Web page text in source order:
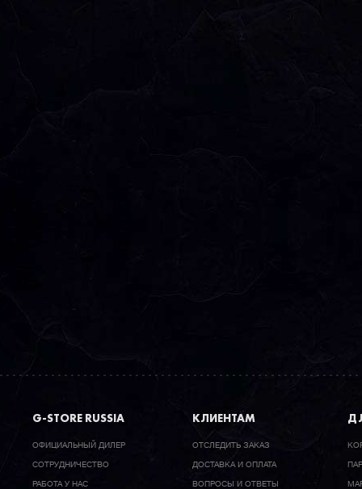
G-STORE RUSSIA
ОФИЦИАЛЬНЫЙ ДИЛЕР
CОТРУДНИЧЕСТВО
РАБОТА У НАС
КЛИЕНТАМ
ОТСЛЕДИТЬ ЗАКАЗ
ДОСТАВКА И ОПЛАТА
ВОПРОСЫ И ОТВЕТЫ